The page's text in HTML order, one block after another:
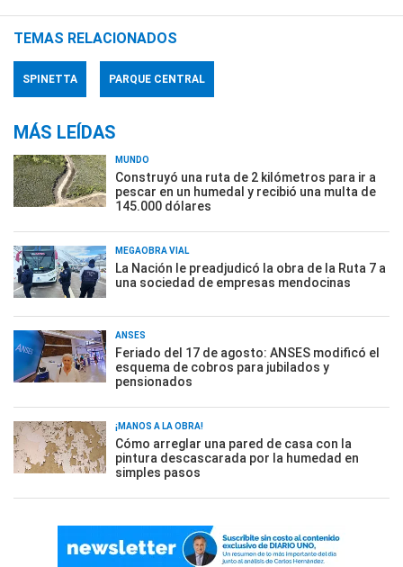
TEMAS RELACIONADOS
SPINETTA PARQUE CENTRAL
MÁS LEÍDAS
MUNDO
Construyó una ruta de 2 kilómetros para ir a
pescar en un humedal y recibió una multa de
145.000 dólares
MEGAOBRA VIAL
La Nación le preadjudicó la obra de la Ruta 7 a
una sociedad de empresas mendocinas
ANSES
Feriado del 17 de agosto: ANSES modificó el
esquema de cobros para jubilados y
pensionados
¡MANOS A LA OBRA!
Cómo arreglar una pared de casa con la
pintura descascarada por la humedad en
simples pasos